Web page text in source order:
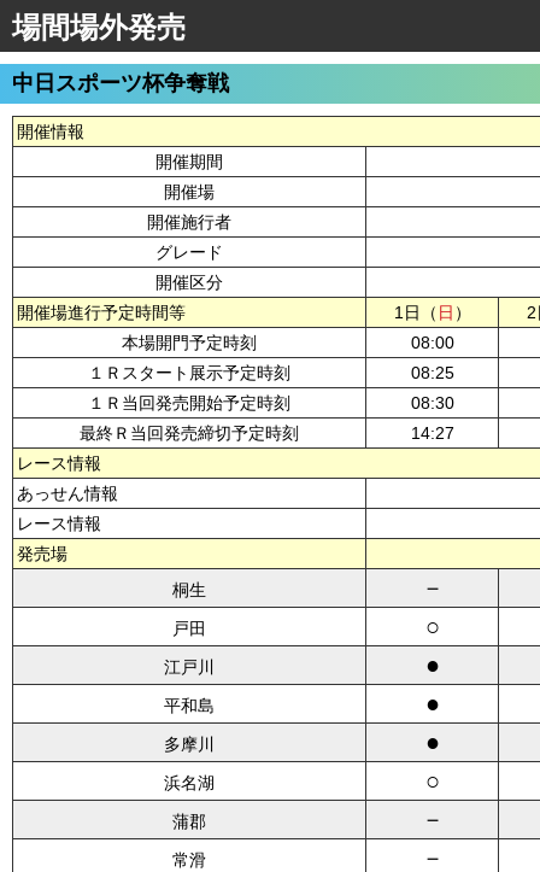
場間場外発売
中日スポーツ杯争奪戦
開催情報
開催期間
開催場
開催施行者
グレード
開催区分
開催場進行予定時間等
1日（ 日 ）
本場開門予定時刻
08:00
１Ｒスタート展示予定時刻
08:25
１Ｒ当回発売開始予定時刻
08:30
最終Ｒ当回発売締切予定時刻
14:27
レース情報
あっせん情報
レース情報
発売場
桐生
－
戸田 ○
江戸川 ●
平和島 ●
多摩川 ●
浜名湖 ○
蒲郡 －
常滑 －